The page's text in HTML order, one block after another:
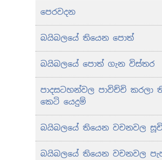
පරිවර්තනය
(2024(2024
පෙරවදන
බයිබලයේ තියෙන පොත්
බයිබලයේ පොත් ගැන විස්තර
පාදසටහන්වල පාවිච්චි කරලා
කෙටි යෙදුම්
බයිබලයේ තියෙන වචනවල
බයිබලයේ තියෙන වචනවල